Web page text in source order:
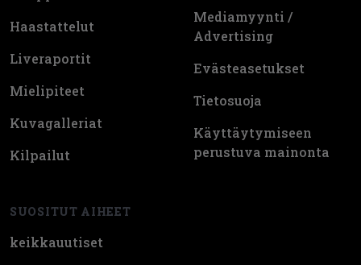
Haastattelut
Liveraportit
Mielipiteet
Kuvagalleriat
Kilpailut
SUOSITUT AIHEET
keikkauutiset
Mediamyynti /
Advertising
Evästeasetukset
Tietosuoja
Käyttäytymiseen
perustuva mainonta